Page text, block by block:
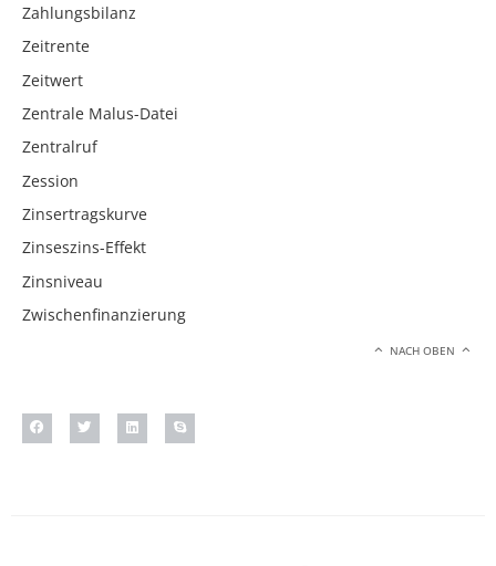
Zahlungsbilanz
Zeitrente
Zeitwert
Zentrale Malus-Datei
Zentralruf
Zession
Zinsertragskurve
Zinseszins-Effekt
Zinsniveau
Zwischenfinanzierung
NACH OBEN